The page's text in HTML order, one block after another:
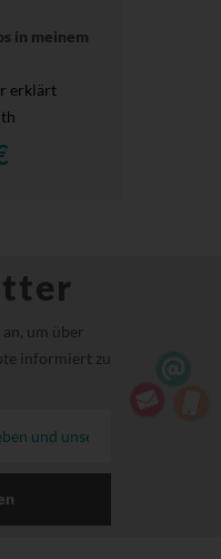
in meinem
erklärt
um über
informiert zu